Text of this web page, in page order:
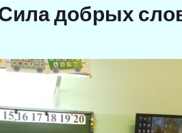
добрых